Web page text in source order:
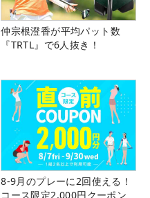
仲宗根澄香が平均パット数
『TRTL』で6人抜き！
8-9月のプレーに2回使える！
コース限定2,000円クーポン